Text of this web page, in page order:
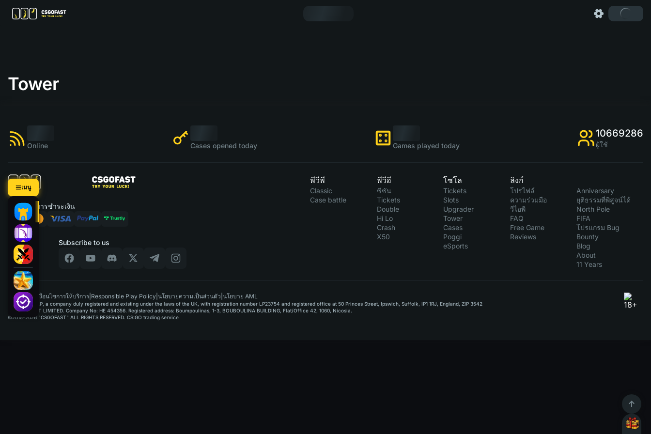
เมนู
Tower
Online Cases opened today Games played today
10669286
ผู้ใช้
Subscribe to us
ระบบการชำระเงิน
พีวีพี
Classic
Case battle
พีวีอี
ซีซัน
Tickets
Double
Hi Lo
Crash
X50
โซโล
Tickets
Slots
Upgrader
Tower
Cases
Poggi
eSports
ลิงก์
โปรไฟล์
ความร่วมมือ
วีไอพี
FAQ
Free Game
Reviews
Anniversary
ยุติธรรมที่พิสูจน์ได้
North Pole
FIFA
โปรแกรม Bug
Bounty
Blog
About
11 Years
TH เงื่อนไขการให้บริการ Responsible Play Policy นโยบายความเป็นส่วนตัว นโยบาย AML
GAMUSOFT LP, a company duly registered and existing under the laws of the UK, with registration number LP23754 and registered office at 50 Princes Street, Ipswich, Suffolk, IP1 1RJ, England, ZIP 3542
PAYPLAYSOFT LIMITED. Company No: HE 454356. Registered address: Boumpoulinas, 1-3, BOUBOULINA BUILDING, Flat/Office 42, 1060, Nicosia.
©2015-2026 "CSGOFAST" ALL RIGHTS RESERVED. CS:GO trading service